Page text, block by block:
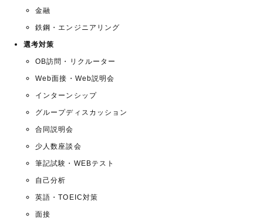
金融
鉄鋼・エンジニアリング
選考対策
OB訪問・リクルーター
Web面接・Web説明会
インターンシップ
グループディスカッション
合同説明会
少人数座談会
筆記試験・WEBテスト
自己分析
英語・TOEIC対策
面接